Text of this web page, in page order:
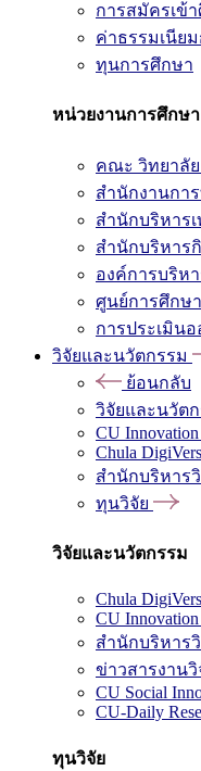
การสมัครเข้
ค่าธรรมเนีย
ทุนการศึกษา
หน่วยงานการศึกษา
คณะ วิทยาลั
สำนักงานกา
สำนักบริหาร
สำนักบริหาร
องค์การบริห
ศูนย์การศึกษ
การประเมิน
วิจัยและนวัตกรรม
ย้อนกลับ
วิจัยและนวัต
CU
Chula
สำนักบริหาร
ทุนวิจัย
วิจัยและนวัตกรรม
Chula
CU
สำนักบริหาร
ข่าวสารงาน
CU Social
CU-Daily
ทุนวิจัย